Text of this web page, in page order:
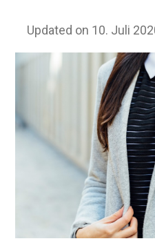
Updated on 10. Juli